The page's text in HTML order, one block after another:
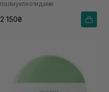
полінуклеотидами
2 150₴